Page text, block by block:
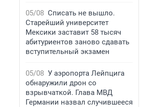
05/08 Списать не вышло.
Старейший университет
Мексики заставит 58 тысяч
абитуриентов заново сдавать
вступительный экзамен
05/08 У аэропорта Лейпцига
обнаружили дрон со
взрывчаткой. Глава МВД
Германии назвал случившееся